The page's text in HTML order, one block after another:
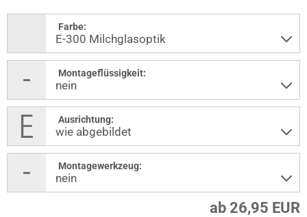
Farbe:
Montageflüssigkeit:
Ausrichtung:
Montagewerkzeug:
ab 26,95 EUR